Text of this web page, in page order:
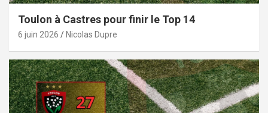
Toulon à Castres pour finir le Top 14
6 juin 2026 Nicolas Dupre